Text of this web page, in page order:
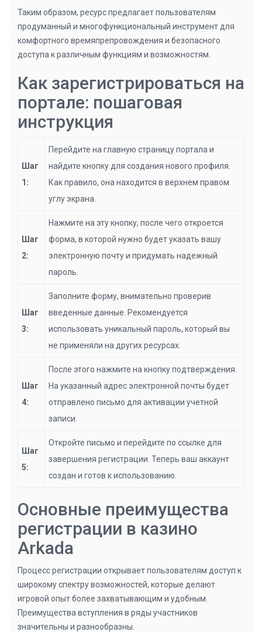
Таким образом, ресурс предлагает пользователям
продуманный и многофункциональный инструмент для
комфортного времяпрепровождения и безопасного
доступа к различным функциям и возможностям.
Как зарегистрироваться на
портале: пошаговая
инструкция
Шаг
1:
Перейдите на главную страницу портала и
найдите кнопку для создания нового профиля.
Как правило, она находится в верхнем правом
углу экрана.
Шаг
2:
Нажмите на эту кнопку, после чего откроется
форма, в которой нужно будет указать вашу
электронную почту и придумать надежный
пароль.
Шаг
3:
Заполните форму, внимательно проверив
введенные данные. Рекомендуется
использовать уникальный пароль, который вы
не применяли на других ресурсах.
Шаг
4:
После этого нажмите на кнопку подтверждения.
На указанный адрес электронной почты будет
отправлено письмо для активации учетной
записи.
Шаг
5:
Откройте письмо и перейдите по ссылке для
завершения регистрации. Теперь ваш аккаунт
создан и готов к использованию.
Основные преимущества
регистрации в казино
Arkada
Процесс регистрации открывает пользователям доступ к
широкому спектру возможностей, которые делают
игровой опыт более захватывающим и удобным.
Преимущества вступления в ряды участников
значительны и разнообразны.